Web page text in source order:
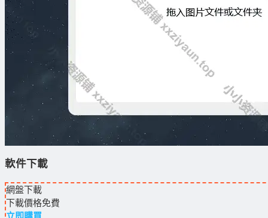
軟件下載
網盤下載
下載價格免費
立即購買